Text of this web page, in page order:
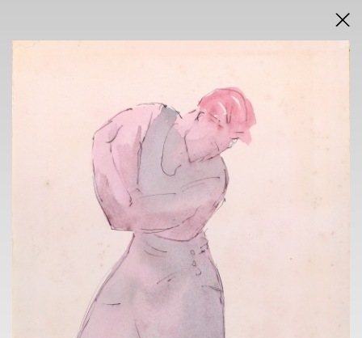
AUCTION TYPE
Saturday 18 August 2021